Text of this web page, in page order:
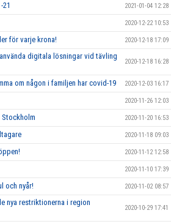
21 2021-01-04 12:28
2020-12-22 10:53
för varje krona! 2020-12-18 17:09
digitala lösningar vid tävling
2020-12-18 16:28
om någon i familjen har covid-19 2020-12-03 16:17
2020-11-26 12:03
2020-11-20 16:53
2020-11-18 09:03
2020-11-12 12:58
2020-11-10 17:39
och nyår! 2020-11-02 08:57
nya restriktionerna i region
2020-10-29 17:41